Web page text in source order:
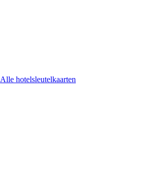
Alle hotelsleutelkaarten